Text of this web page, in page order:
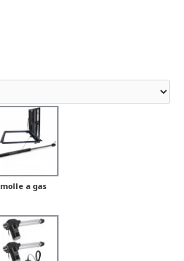
molle a gas